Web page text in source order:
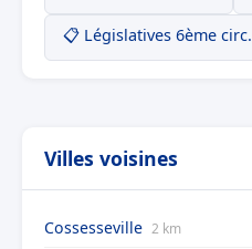
📋 Législatives 6ème circ.
Villes voisines
Cossesseville 2 km